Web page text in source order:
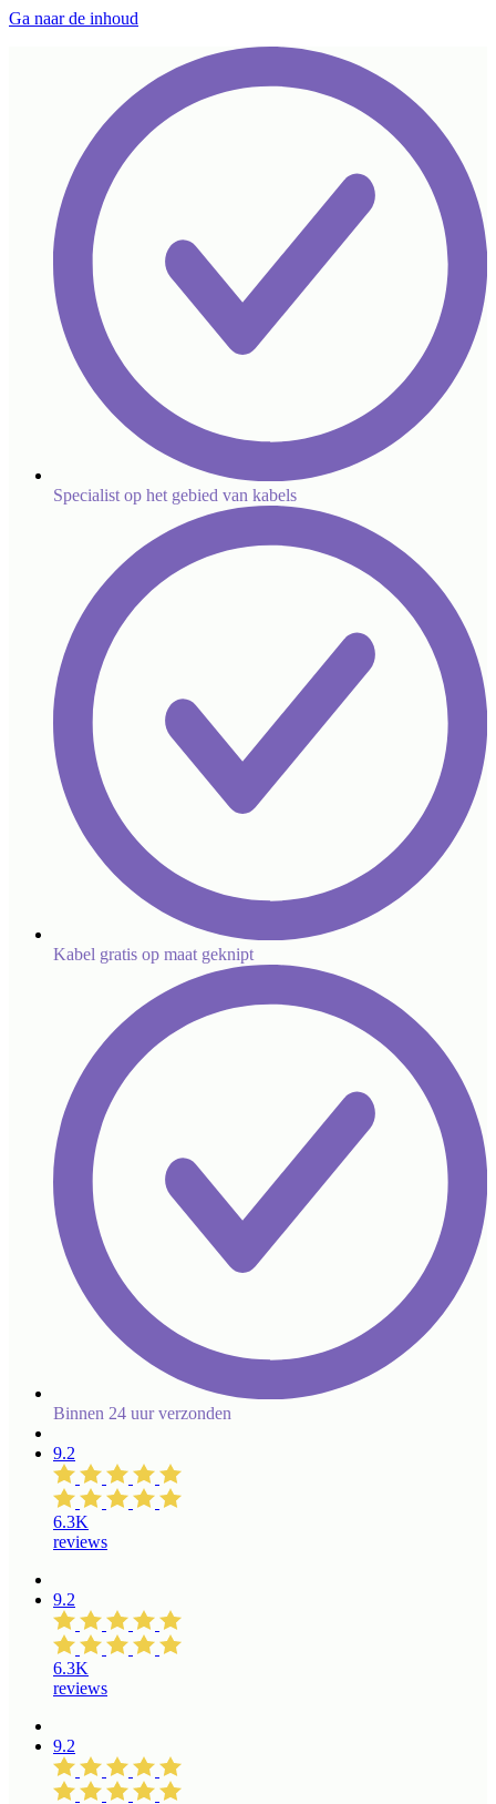
Ga naar de inhoud
Specialist op het gebied van kabels
Kabel gratis op maat geknipt
Binnen 24 uur verzonden
9.2
6.3K
reviews
9.2
6.3K
reviews
9.2